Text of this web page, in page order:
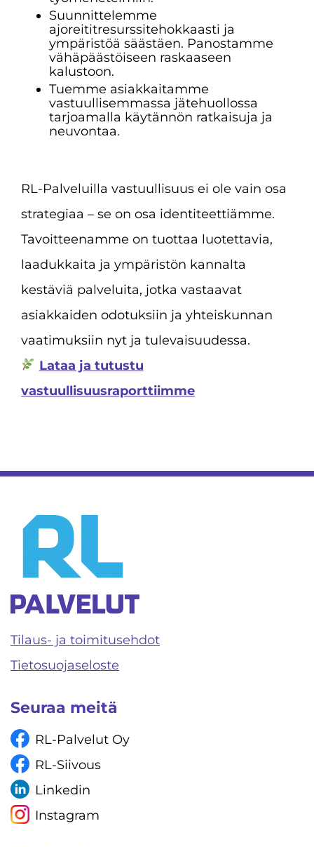
Suunnittelemme
ajoreititresurssitehokkaasti ja
ympäristöä säästäen. Panostamme
vähäpäästöiseen raskaaseen
kalustoon.
Tuemme asiakkaitamme
vastuullisemmassa jätehuollossa
tarjoamalla käytännön ratkaisuja ja
neuvontaa.
RL-Palveluilla vastuullisuus ei ole vain osa
strategiaa – se on osa identiteettiämme.
Tavoitteenamme on tuottaa luotettavia,
laadukkaita ja ympäristön kannalta
kestäviä palveluita, jotka vastaavat
asiakkaiden odotuksiin ja yhteiskunnan
vaatimuksiin nyt ja tulevaisuudessa.
Lataa ja tutustu
vastuullisuusraporttiimme
Tilaus- ja toimitusehdot
Tietosuojaseloste
Seuraa meitä
RL-Palvelut Oy
RL-Siivous
Linkedin
Instagram